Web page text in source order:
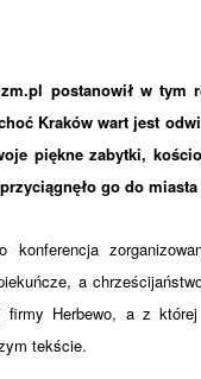
postanowił w tym
Kraków wart jest
piękne zabytki,
go do
konferencja
a
firmy Herbewo, a z
tekście.